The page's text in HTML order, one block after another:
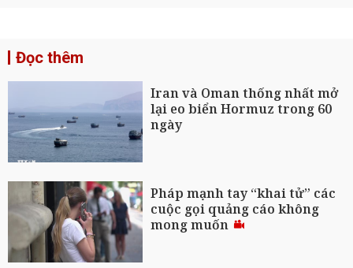
Đọc thêm
Iran và Oman thống nhất mở
lại eo biển Hormuz trong 60
ngày
Pháp mạnh tay “khai tử” các
cuộc gọi quảng cáo không
mong muốn